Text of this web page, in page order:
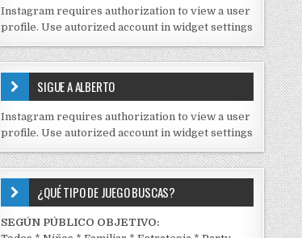
I
D
S
E
J
C
K
Instagram requires authorization to view a user
profile. Use autorized account in widget settings
SIGUE A ALBERTO
Instagram requires authorization to view a user
profile. Use autorized account in widget settings
¿QUÉ TIPO DE JUEGO BUSCAS?
SEGÚN PÚBLICO OBJETIVO: